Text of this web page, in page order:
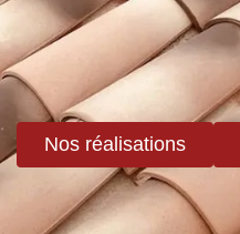
Nos réalisations